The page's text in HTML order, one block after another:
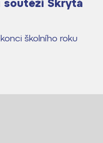
Skrytá
školního roku